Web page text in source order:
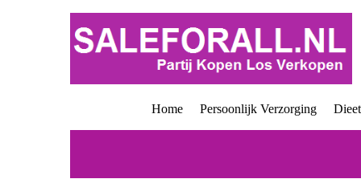
Home Persoonlijk Verzorging